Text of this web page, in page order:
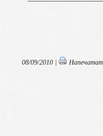
08/09/2010 |